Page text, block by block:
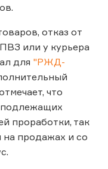
отказ от
или у курьера
для "РЖД-
что
подлежащих
проработки, так
на продажах и со